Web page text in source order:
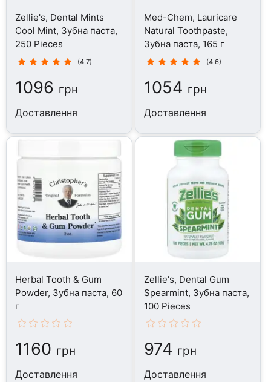
Zellie's, Dental Mints
Cool Mint, Зубна паста,
250 Pieces
(4.7)
1096 грн
Доставлення
Med-Chem, Lauricare
Natural Toothpaste,
Зубна паста, 165 г
(4.6)
1054 грн
Доставлення
Herbal Tooth & Gum
Powder, Зубна паста, 60
г
1160 грн
Доставлення
Zellie's, Dental Gum
Spearmint, Зубна паста,
100 Pieces
974 грн
Доставлення